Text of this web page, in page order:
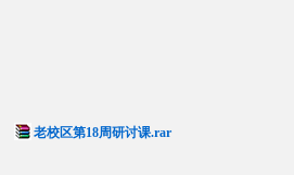
老校区第18周研讨课.rar